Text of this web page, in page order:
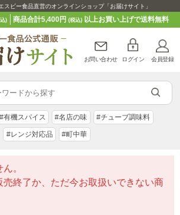
スビー食品直営のオンラインショップ「お届けサイト」
) 商品合計5,400円 (税込)以上お買い上げで送料無料
お問い合わせ ログイン 会員登録
#有機スパイス #名店の味 #チューブ調味料
#レンジ対応品 #町中華
。
売終了か、ただ今お取扱いできない商